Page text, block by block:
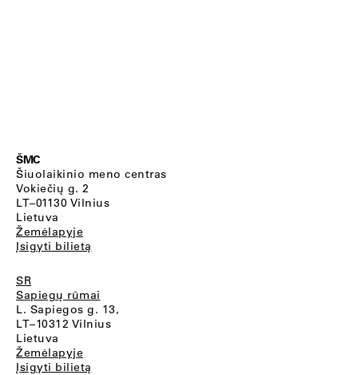
ŠMC
Šiuolaikinio meno centras
Vokiečių g. 2
LT–01130 Vilnius
Lietuva
Žemėlapyje
Įsigyti bilietą
SR
Sapiegų rūmai
L. Sapiegos g. 13,
LT–10312 Vilnius
Lietuva
Žemėlapyje
Įsigyti bilietą